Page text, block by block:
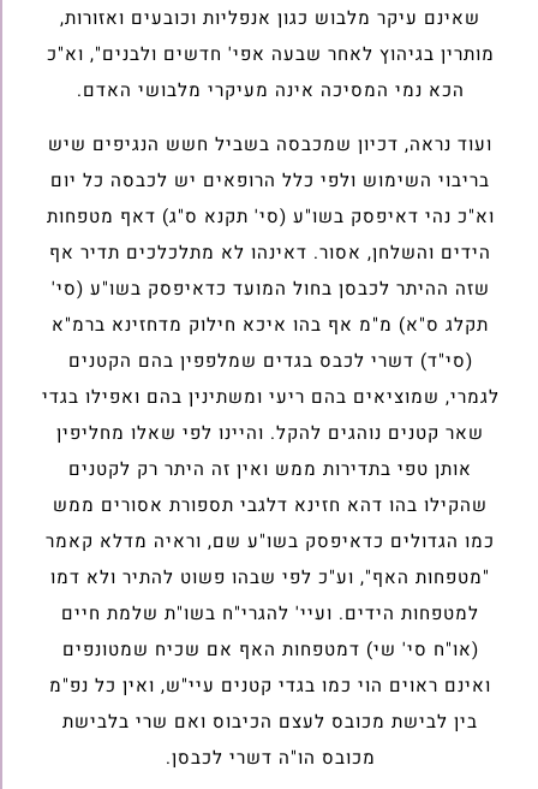
שאינם עיקר מלבוש כגון אנפליות וכובעים ואזורות,
מותרין בגיהוץ לאחר שבעה אפי' חדשים ולבנים", וא"כ
הכא נמי המסיכה אינה מעיקרי מלבושי האדם.
ועוד נראה, דכיון שמכבסה בשביל חשש הנגיפים שיש
בריבוי השימוש ולפי כלל הרופאים יש לכבסה כל יום
וא"כ נהי דאיפסק בשו"ע (סי' תקנא ס"ג) דאף מטפחות
הידים והשלחן, אסור. דאינהו לא מתלכלכים תדיר אף
שזה ההיתר לכבסן בחול המועד כדאיפסק בשו"ע (סי'
תקלג ס"א) מ"מ אף בהו איכא חילוק מדחזינא ברמ"א
(סי"ד) דשרי לכבס בגדים שמלפפין בהם הקטנים
לגמרי, שמוציאים בהם ריעי ומשתינין בהם ואפילו בגדי
שאר קטנים נוהגים להקל. והיינו לפי שאלו מחליפין
אותן טפי בתדירות ממש ואין זה היתר רק לקטנים
שהקילו בהו דהא חזינא דלגבי תספורת אסורים ממש
כמו הגדולים כדאיפסק בשו"ע שם, וראיה מדלא קאמר
"מטפחות האף", וע"כ לפי שבהו פשוט להתיר ולא דמו
למטפחות הידים. ועיי' להגרי"ח בשו"ת שלמת חיים
(או"ח סי' שי) דמטפחות האף אם שכיח שמטונפים
ואינם ראוים הוי כמו בגדי קטנים עיי"ש, ואין כל נפ"מ
בין לבישת מכובס לעצם הכיבוס ואם שרי בלבישת
מכובס הו"ה דשרי לכבסן.